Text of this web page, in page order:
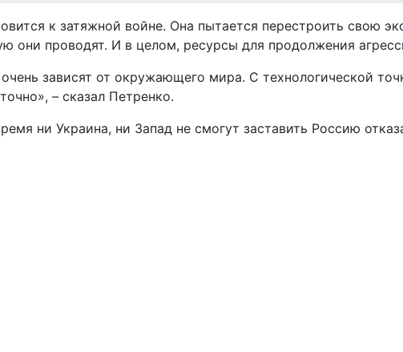
к затяжной войне. Она пытается перестроить свою
они проводят. И в целом, ресурсы для продолжения
зависят от окружающего мира. С технологической
– сказал Петренко.
ни Украина, ни Запад не смогут заставить Россию